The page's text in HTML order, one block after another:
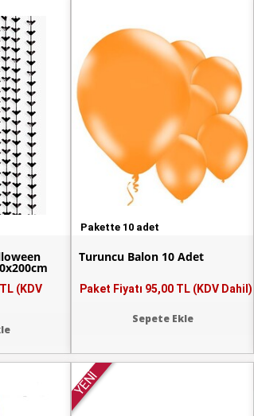
(KDV
Pakette 10 adet
Turuncu Balon 10 Adet
Paket Fiyatı 95,00 TL (KDV Dahil)
Sepete Ekle
YENİ